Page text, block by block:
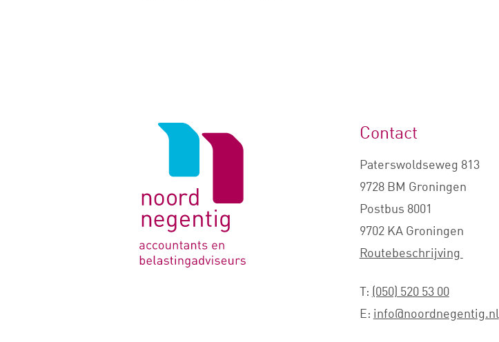
Logo
Contact
Paterswoldseweg 813
9728 BM Groningen
Postbus 8001
9702 KA Groningen
Routebeschrijving
T: (050) 520 53 00
E: info@noordnegentig.nl